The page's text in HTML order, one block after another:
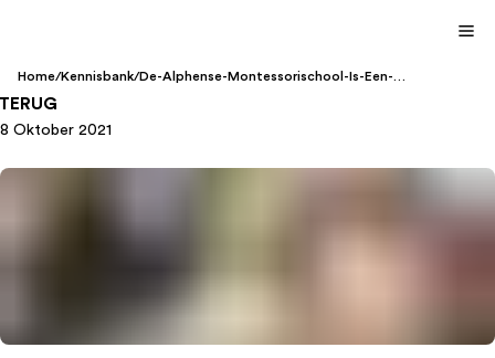
Home/Kennisbank/De-Alphense-Montessorischool-Is-Een-
8 Oktober 2021